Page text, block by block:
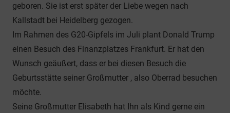
geboren. Sie ist erst später der Liebe wegen nach
Kallstadt bei Heidelberg gezogen.
Im Rahmen des G20-Gipfels im Juli plant Donald Trump
einen Besuch des Finanzplatzes Frankfurt. Er hat den
Wunsch geäußert, dass er bei diesen Besuch die
Geburtsstätte seiner Großmutter , also Oberrad besuchen
möchte.
Seine Großmutter Elisabeth hat Ihn als Kind gerne ein